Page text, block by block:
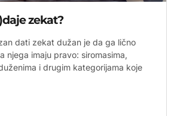
zekat?
dati zekat dužan je da ga lično
njega imaju pravo: siromasima,
i drugim kategorijama koje